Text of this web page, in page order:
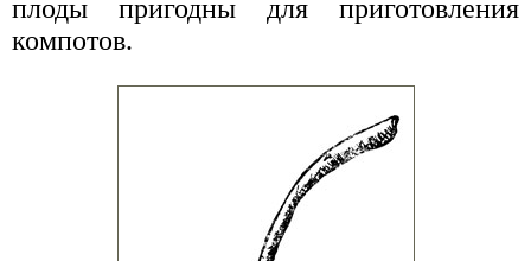
плоды пригодны для приготовления
компотов.